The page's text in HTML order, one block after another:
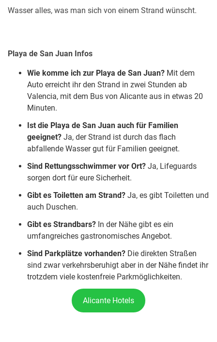
Wasser alles, was man sich von einem Strand wünscht.
Playa de San Juan Infos
Wie komme ich zur Playa de San Juan? Mit dem
Auto erreicht ihr den Strand in zwei Stunden ab
Valencia, mit dem Bus von Alicante aus in etwas 20
Minuten.
Ist die Playa de San Juan auch für Familien
geeignet? Ja, der Strand ist durch das flach
abfallende Wasser gut für Familien geeignet.
Sind Rettungsschwimmer vor Ort? Ja, Lifeguards
sorgen dort für eure Sicherheit.
Gibt es Toiletten am Strand? Ja, es gibt Toiletten und
auch Duschen.
Gibt es Strandbars? In der Nähe gibt es ein
umfangreiches gastronomisches Angebot.
Sind Parkplätze vorhanden? Die direkten Straßen
sind zwar verkehrsberuhigt aber in der Nähe findet ihr
trotzdem viele kostenfreie Parkmöglichkeiten.
Alicante Hotels